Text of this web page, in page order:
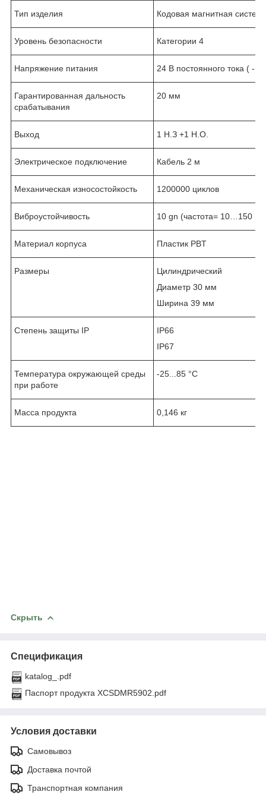
Тип изделия Кодовая магнитная
Уровень безопасности Категории 4
Напряжение питания 24 В постоянного тока ( -
Гарантированная дальность
срабатывания
20 мм
Выход 1 Н.З +1 Н.О.
Электрическое подключение Кабель 2 м
Механическая износостойкость 1200000 циклов
Виброустойчивость 10 gn (частота= 10…150
Материал корпуса Пластик PBT
Размеры
Цилиндрический
Диаметр 30 мм
Ширина 39 мм
Степень защиты IP
IP66
IP67
Температура окружающей среды
при работе
-25...85 °C
Масса продукта 0,146 кг
Скрыть
Спецификация
katalog_.pdf
Паспорт продукта XCSDMR5902.pdf
Условия доставки
Самовывоз
Доставка почтой
Транспортная компания